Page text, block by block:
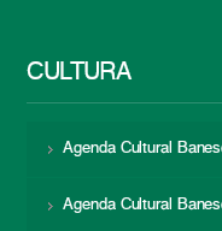
CULTURA
Agenda Cultural
Agenda Cultural